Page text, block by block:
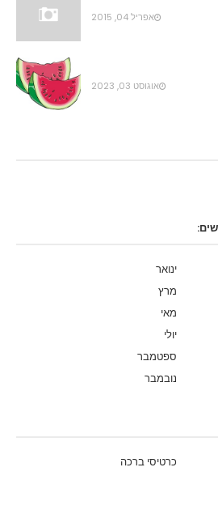
אפריל 04, 2015
אוגוסט 03, 2023
ינואר
מרץ
מאי
יולי
ספטמבר
נובמבר
כרטיסי ברכה